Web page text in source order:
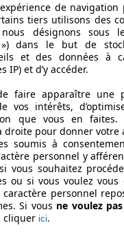
de navigation
tiers utilisons des
nous désignons sous
dans le but de
et des données à
IP) et d’y accéder.
faire apparaître une
vos intérêts,
que vous en faites.
pour donner votre
soumis à
personnel y
vous souhaitez
ou si vous voulez vous
personnel
Si vous ne voulez
cliquer ici.